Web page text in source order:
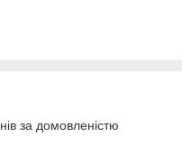
за домовленістю